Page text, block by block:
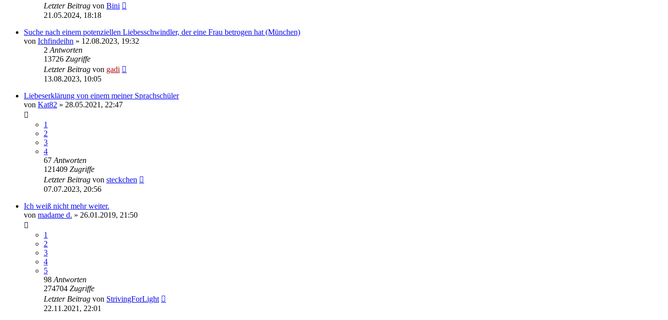
Letzter Beitrag von Bini
21.05.2024, 18:18
Suche nach einem potenziellen Liebesschwindler, der eine Frau betrogen hat (München)
von Ichfindeihn » 12.08.2023, 19:32
2 Antworten
13726 Zugriffe
Letzter Beitrag von gadi
13.08.2023, 10:05
Liebeserklärung von einem meiner Sprachschüler
von Kat82 » 28.05.2021, 22:47
1
2
3
4
67 Antworten
121409 Zugriffe
Letzter Beitrag von steckchen
07.07.2023, 20:56
Ich weiß nicht mehr weiter.
von madame d. » 26.01.2019, 21:50
1
2
3
4
5
98 Antworten
274704 Zugriffe
Letzter Beitrag von StrivingForLight
22.11.2021, 22:01